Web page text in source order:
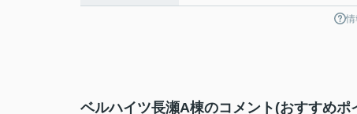
ベルハイツ長瀬A棟のコメント(おすすめポ